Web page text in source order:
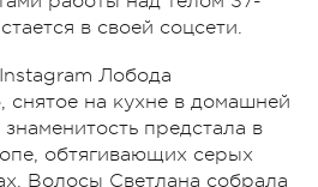
в своей соцсети.
Лобода
снятое на кухне в домашней
предстала в
обтягивающих серых
Волосы Светлана собрала